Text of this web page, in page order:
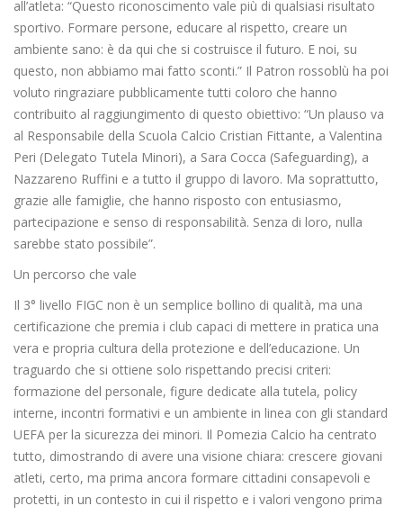
all’atleta: “Questo riconoscimento vale più di qualsiasi risultato
sportivo. Formare persone, educare al rispetto, creare un
ambiente sano: è da qui che si costruisce il futuro. E noi, su
questo, non abbiamo mai fatto sconti.” Il Patron rossoblù ha poi
voluto ringraziare pubblicamente tutti coloro che hanno
contribuito al raggiungimento di questo obiettivo: “Un plauso va
al Responsabile della Scuola Calcio Cristian Fittante, a Valentina
Peri (Delegato Tutela Minori), a Sara Cocca (Safeguarding), a
Nazzareno Ruffini e a tutto il gruppo di lavoro. Ma soprattutto,
grazie alle famiglie, che hanno risposto con entusiasmo,
partecipazione e senso di responsabilità. Senza di loro, nulla
sarebbe stato possibile”.
Un percorso che vale
Il 3° livello FIGC non è un semplice bollino di qualità, ma una
certificazione che premia i club capaci di mettere in pratica una
vera e propria cultura della protezione e dell’educazione. Un
traguardo che si ottiene solo rispettando precisi criteri:
formazione del personale, figure dedicate alla tutela, policy
interne, incontri formativi e un ambiente in linea con gli standard
UEFA per la sicurezza dei minori. Il Pomezia Calcio ha centrato
tutto, dimostrando di avere una visione chiara: crescere giovani
atleti, certo, ma prima ancora formare cittadini consapevoli e
protetti, in un contesto in cui il rispetto e i valori vengono prima